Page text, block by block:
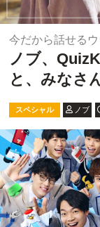
今だから話せるウ
ノブ、
と、みなさ
スペシャル ノブ